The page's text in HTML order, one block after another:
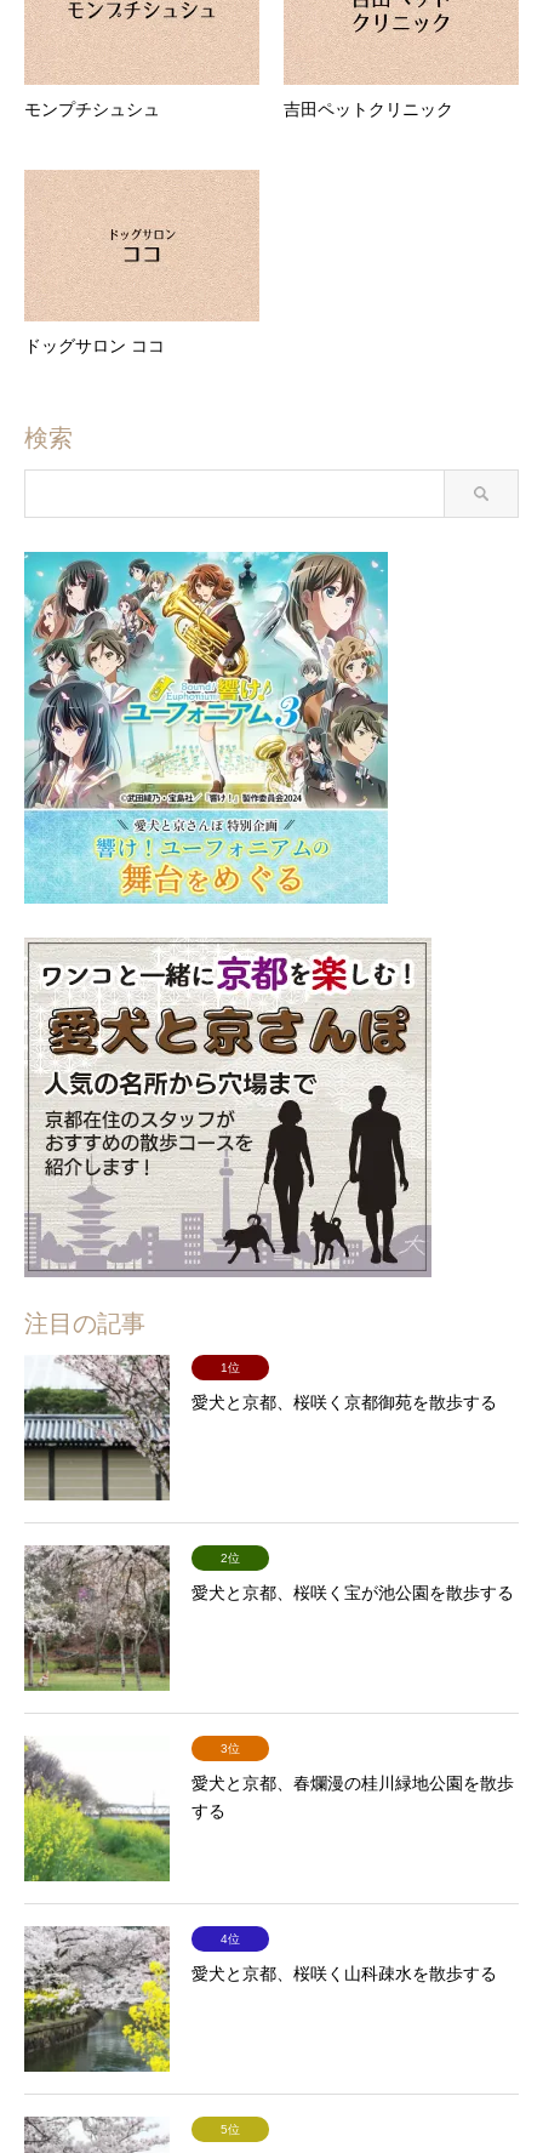
モンプチシュシュ 吉田ペットクリニック
ドッグサロン ココ
検索
注目の記事
1位
愛犬と京都、桜咲く京都御苑を散歩する
2位
愛犬と京都、桜咲く宝が池公園を散歩する
3位
愛犬と京都、春爛漫の桂川緑地公園を散歩
する
4位
愛犬と京都、桜咲く山科疎水を散歩する
5位